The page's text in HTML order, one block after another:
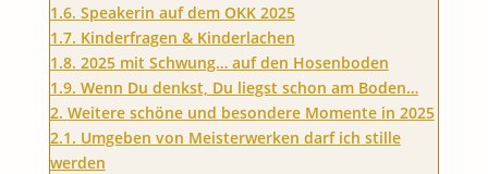
1.6. Speakerin auf dem OKK 2025
1.7. Kinderfragen & Kinderlachen
1.8. 2025 mit Schwung… auf den Hosenboden
1.9. Wenn Du denkst, Du liegst schon am Boden…
2. Weitere schöne und besondere Momente in 2025
2.1. Umgeben von Meisterwerken darf ich stille
werden